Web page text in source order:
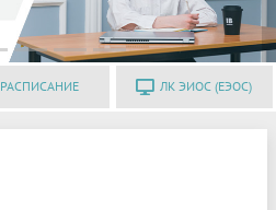
РАСПИСАНИЕ ЛК ЭИОС (ЕЭОС)